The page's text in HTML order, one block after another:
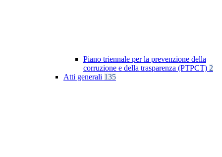
Piano triennale per la prevenzione della
corruzione e della trasparenza (PTPCT) 2
Atti generali 135